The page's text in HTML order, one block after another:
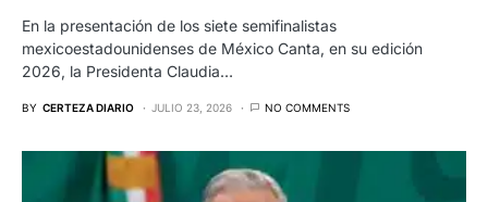
En la presentación de los siete semifinalistas
mexicoestadounidenses de México Canta, en su edición
2026, la Presidenta Claudia…
BY CERTEZA DIARIO JULIO 23, 2026 NO COMMENTS